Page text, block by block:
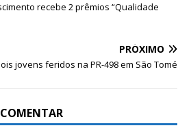
recebe 2 prêmios “Qualidade
PRÓXIMO
jovens feridos na PR-498 em São Tomé